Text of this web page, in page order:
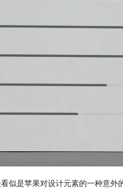
似是苹果对设计元素的一种意